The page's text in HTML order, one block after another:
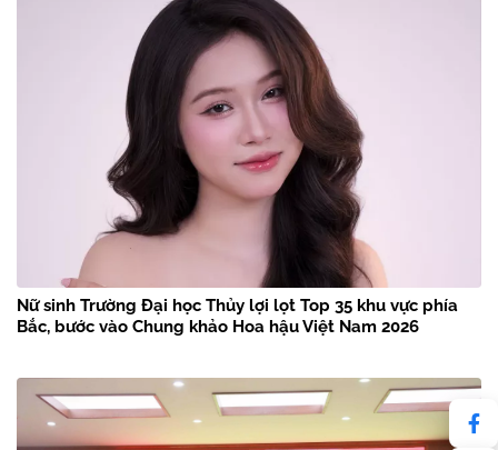
Nữ sinh Trường Đại học Thủy lợi lọt Top 35 khu vực phía
Bắc, bước vào Chung khảo Hoa hậu Việt Nam 2026